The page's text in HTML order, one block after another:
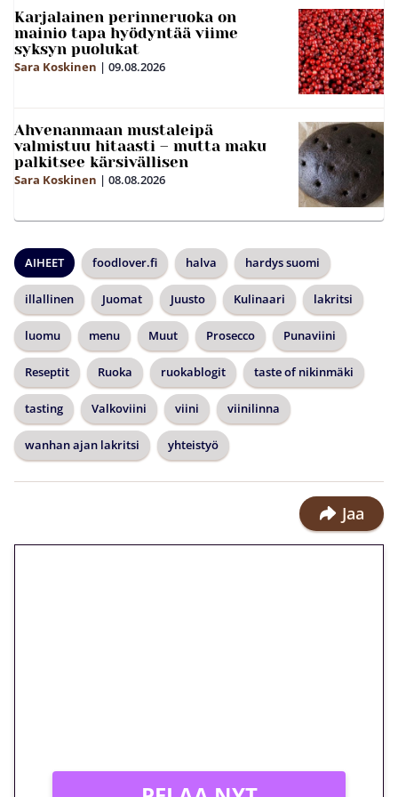
Karjalainen perinneruoka on
mainio tapa hyödyntää viime
syksyn puolukat
Sara Koskinen | 09.08.2026
Ahvenanmaan mustaleipä
valmistuu hitaasti – mutta maku
palkitsee kärsivällisen
Sara Koskinen | 08.08.2026
AIHEET foodlover.fi halva hardys suomi
illallinen Juomat Juusto Kulinaari lakritsi
luomu menu Muut Prosecco Punaviini
Reseptit Ruoka ruokablogit taste of nikinmäki
tasting Valkoviini viini viinilinna
wanhan ajan lakritsi yhteistyö
Jaa